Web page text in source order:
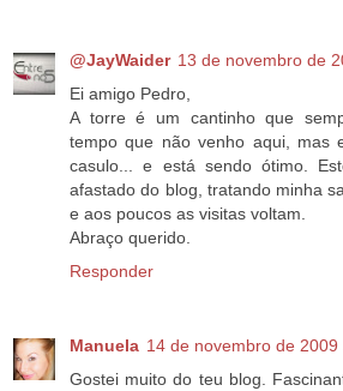
@JayWaider 13 de novembro de
Ei amigo Pedro,
A torre é um cantinho que
tempo que não venho aqui, mas
casulo... e está sendo ótimo.
afastado do blog, tratando minha
e aos poucos as visitas voltam.
Abraço querido.
Responder
Manuela 14 de novembro de 2009
Gostei muito do teu blog.